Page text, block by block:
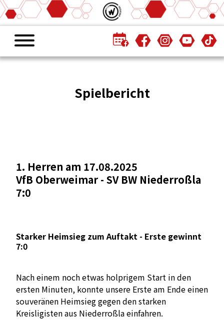
Spielbericht
1. Herren am 17.08.2025
VfB Oberweimar - SV BW Niederroßla
7:0
Starker Heimsieg zum Auftakt - Erste gewinnt
7:0
Nach einem noch etwas holprigem Start in den
ersten Minuten, konnte unsere Erste am Ende einen
souveränen Heimsieg gegen den starken
Kreisligisten aus Niederroßla einfahren.